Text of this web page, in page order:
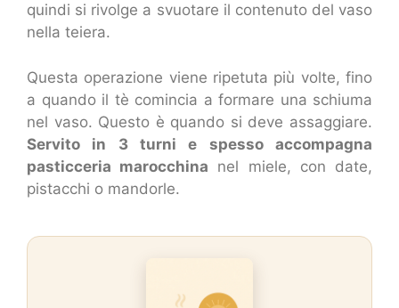
quindi si rivolge a svuotare il contenuto del vaso
nella teiera.
Questa operazione viene ripetuta più volte, fino
a quando il tè comincia a formare una schiuma
nel vaso. Questo è quando si deve assaggiare.
Servito in 3 turni e spesso accompagna
pasticceria marocchina nel miele, con date,
pistacchi o mandorle.